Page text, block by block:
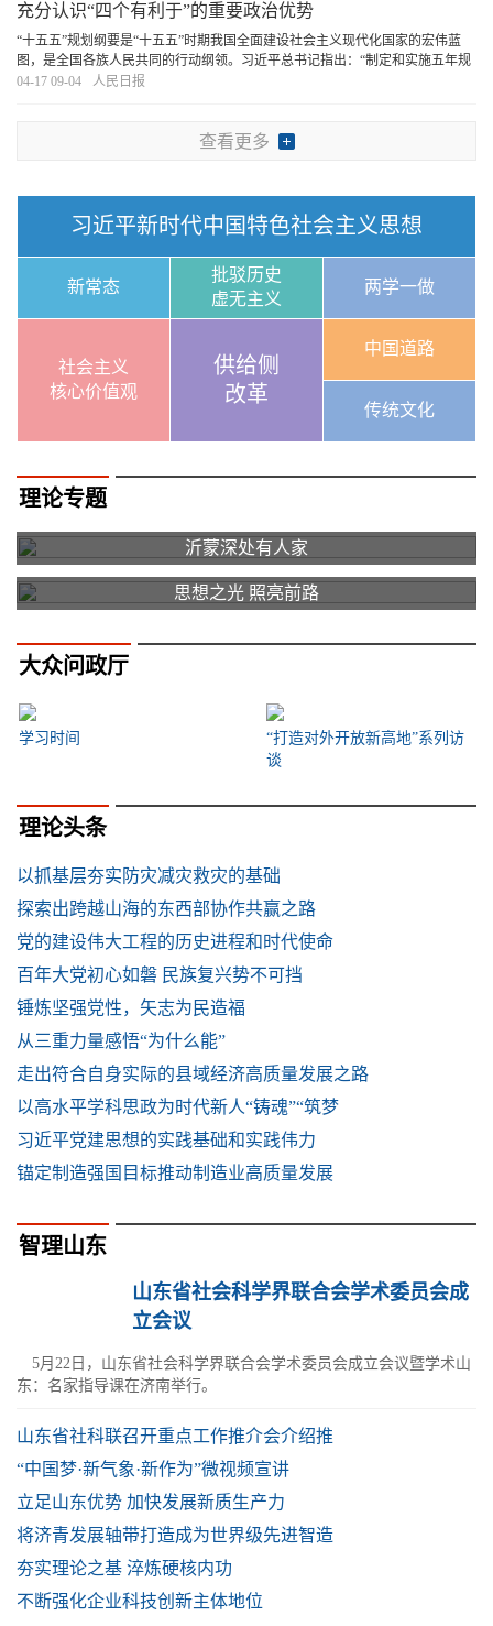
充分认识“四个有利于”的重要政治优势
“十五五”规划纲要是“十五五”时期我国全面建设社会主义现代化国家的宏伟蓝
图，是全国各族人民共同的行动纲领。习近平总书记指出：“制定和实施五年规
划是我们党治国理政一条重要经验，是中国特色社会主义制度一个重要政治优
04-17 09-04 人民日报
查看更多
习近平新时代中国特色社会主义思想
新常态
批驳历史
虚无主义
两学一做
社会主义
核心价值观
供给侧
改革
中国道路
传统文化
理论专题
沂蒙深处有人家
思想之光 照亮前路
大众问政厅
学习时间
“打造对外开放新高地”系列访
谈
理论头条
以抓基层夯实防灾减灾救灾的基础
探索出跨越山海的东西部协作共赢之路
党的建设伟大工程的历史进程和时代使命
百年大党初心如磐 民族复兴势不可挡
锤炼坚强党性，矢志为民造福
从三重力量感悟“为什么能”
走出符合自身实际的县域经济高质量发展之路
以高水平学科思政为时代新人“铸魂”“筑梦
习近平党建思想的实践基础和实践伟力
锚定制造强国目标推动制造业高质量发展
智理山东
山东省社会科学界联合会学术委员会成
立会议
5月22日，山东省社会科学界联合会学术委员会成立会议暨学术山
东：名家指导课在济南举行。
山东省社科联召开重点工作推介会介绍推
“中国梦·新气象·新作为”微视频宣讲
立足山东优势 加快发展新质生产力
将济青发展轴带打造成为世界级先进智造
夯实理论之基 淬炼硬核内功
不断强化企业科技创新主体地位